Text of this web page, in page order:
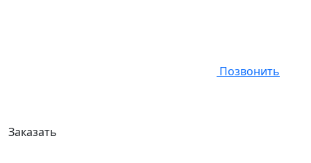
Позвонить
Заказать